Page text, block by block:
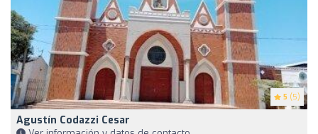
5 (5)
Agustín Codazzi Cesar